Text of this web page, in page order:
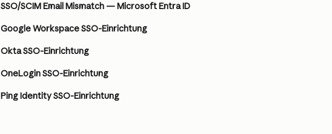
SSO/SCIM Email Mismatch — Microsoft Entra ID
Google Workspace SSO-Einrichtung
Okta SSO-Einrichtung
OneLogin SSO-Einrichtung
Ping Identity SSO-Einrichtung